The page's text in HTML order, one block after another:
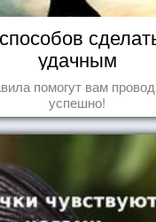
удачным
помогут вам
успешно!